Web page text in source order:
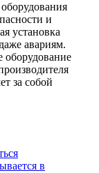
и
установка
авариям.
оборудование
за собой
в